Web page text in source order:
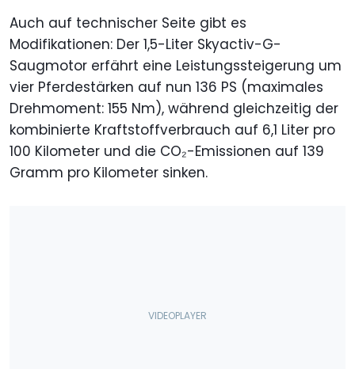
Auch auf technischer Seite gibt es
Modifikationen: Der 1,5-Liter Skyactiv-G-
Saugmotor erfährt eine Leistungssteigerung um
vier Pferdestärken auf nun 136 PS (maximales
Drehmoment: 155 Nm), während gleichzeitig der
kombinierte Kraftstoffverbrauch auf 6,1 Liter pro
100 Kilometer und die CO₂-Emissionen auf 139
Gramm pro Kilometer sinken.